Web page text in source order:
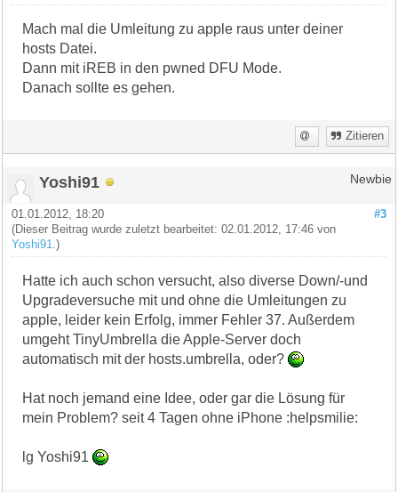
Mach mal die Umleitung zu apple raus unter deiner
hosts Datei.
Dann mit iREB in den pwned DFU Mode.
Danach sollte es gehen.
Zitieren
Yoshi91 Newbie
#3
01.01.2012, 18:20
(Dieser Beitrag wurde zuletzt bearbeitet: 02.01.2012, 17:46 von
Yoshi91 .)
Hatte ich auch schon versucht, also diverse Down/-und
Upgradeversuche mit und ohne die Umleitungen zu
apple, leider kein Erfolg, immer Fehler 37. Außerdem
umgeht TinyUmbrella die Apple-Server doch
automatisch mit der hosts.umbrella, oder?
Hat noch jemand eine Idee, oder gar die Lösung für
mein Problem? seit 4 Tagen ohne iPhone :helpsmilie:
lg Yoshi91